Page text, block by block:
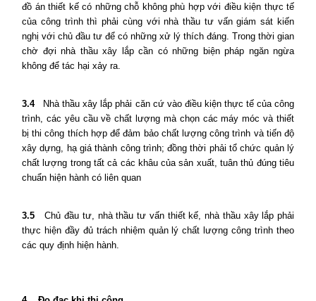
đồ án thiết kế có những chỗ không phù hợp với điều kiện thực tế
của công trình thì phải cùng với nhà thầu tư vấn giám sát kiến
nghị với chủ đầu tư để có những xử lý thích đáng. Trong thời gian
chờ đợi nhà thầu xây lắp cần có những biện pháp ngăn ngừa
không để tác hại xảy ra.
3.4
Nhà thầu xây lắp phải căn cứ vào điều kiện thực tế của công
trình, các yêu cầu về chất lượng mà chọn các máy móc và thiết
bị thi công thích hợp để đảm bảo chất lượng công trình và tiến độ
xây dựng, hạ giá thành công trình; đồng thời phải tổ chức quản lý
chất lượng trong tất cả các khâu của sản xuất, tuân thủ đúng tiêu
chuẩn hiện hành có liên quan
3.5
Chủ đầu tư, nhà thầu tư vấn thiết kế, nhà thầu xây lắp phải
thực hiện đầy đủ trách nhiệm quản lý chất lượng công trình theo
các quy định hiện hành.